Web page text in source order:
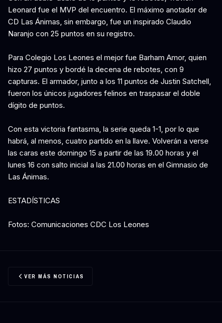
Leonard fue el MVP del encuentro. El máximo anotador de
CD Las Ánimas, sin embargo, fue un inspirado Claudio
Naranjo con 25 puntos en su registro.
Para Colegio Los Leones el mejor fue Barham Amor, quien
hizo 27 puntos y bordé la decena de rebotes, con 9
capturas. El armador, junto a los 11 puntos de Justin Satchell,
fueron los únicos jugadores felinos en traspasar el doble
dígito de puntos.
Con esta victoria fantasma, la serie queda 1-1, por lo que
habrá, al menos, cuatro partido en la llave. Volverán a verse
las caras este domingo 15 a partir de las 19.00 horas y el
lunes 16 con salto inicial a las 21.00 horas en el Gimnasio de
Las Ánimas.
ESTADÍSTICAS
Fotos: Comunicaciones CDC Los Leones
VER MÁS NOTICIAS